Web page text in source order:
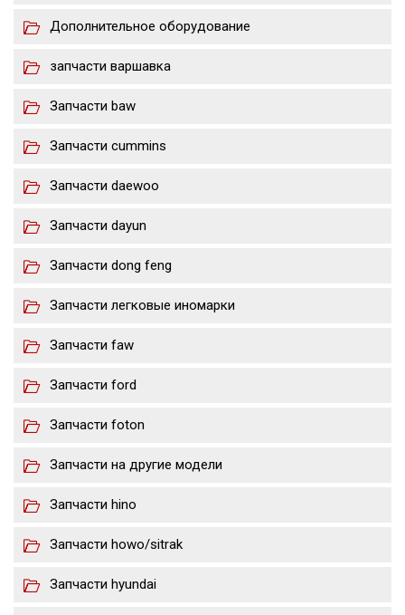
Дополнительное оборудование
запчасти варшавка
Запчасти baw
Запчасти cummins
Запчасти daewoo
Запчасти dayun
Запчасти dong feng
Запчасти легковые иномарки
Запчасти faw
Запчасти ford
Запчасти foton
Запчасти на другие модели
Запчасти hino
Запчасти howo/sitrak
Запчасти hyundai